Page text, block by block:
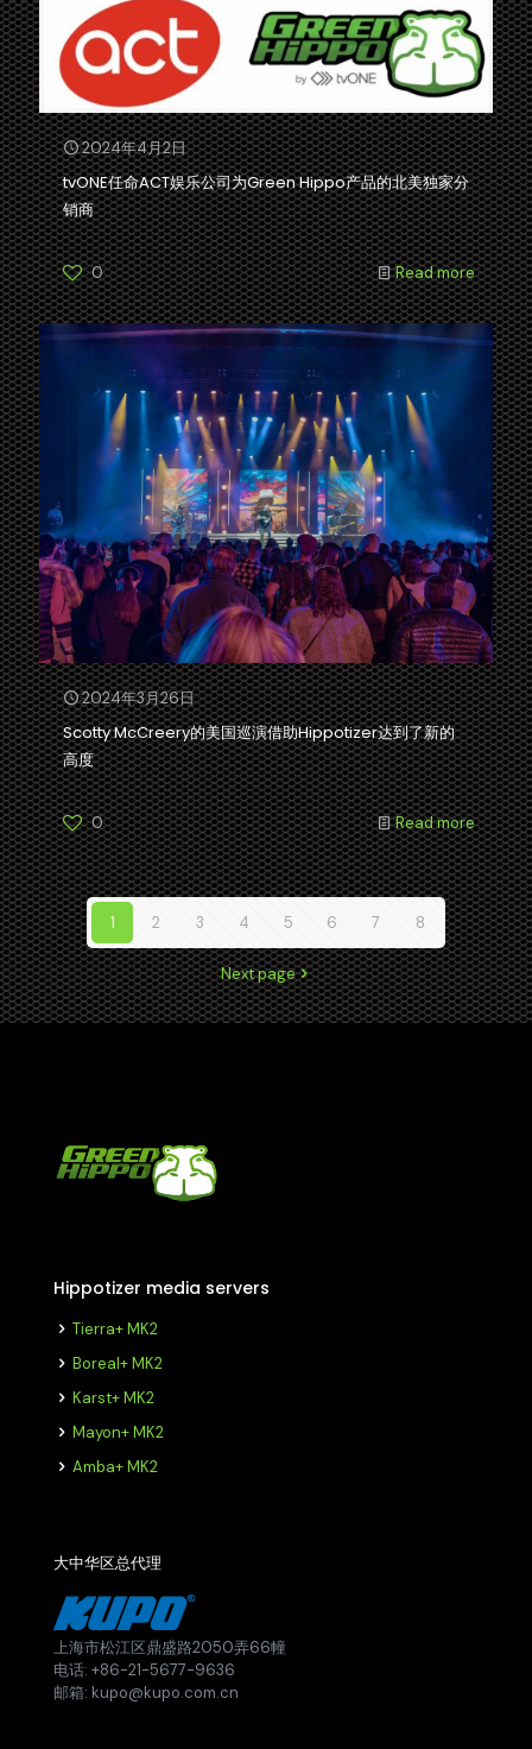
2024年4月2日
tvONE任命ACT娱乐公司为Green Hippo产品的北美独家分
销商
0 Read more
2024年3月26日
Scotty McCreery的美国巡演借助Hippotizer达到了新的
高度
0 Read more
1 2 3 4 5 6 7 8
Next page
Hippotizer media servers
Tierra+ MK2
Boreal+ MK2
Karst+ MK2
Mayon+ MK2
Amba+ MK2
大中华区总代理
上海市松江区鼎盛路2050弄66幢
电话: +86-21-5677-9636
邮箱: kupo@kupo.com.cn